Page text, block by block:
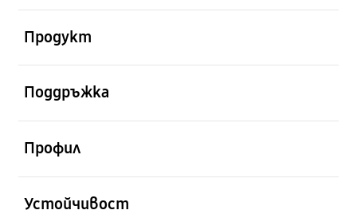
Продукт
Поддръжка
Профил
Устойчивост